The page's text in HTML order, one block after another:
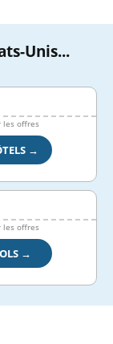
Unis...
les offres
→
les offres
→